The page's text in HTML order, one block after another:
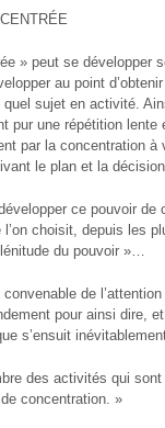
» peut se développer
au point
quel sujet en activité.
pur une répétition
par la concentration à
le plan et la
ce pouvoir de
choisit, depuis les
du pouvoir »…
de
pour ainsi dire,
s’ensuit
des activités qui
concentration. »